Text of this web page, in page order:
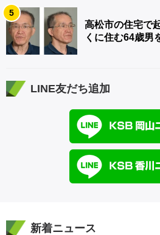
5
高松市の住宅で
くに住む64歳男
LINE友だち追加
新着ニュース